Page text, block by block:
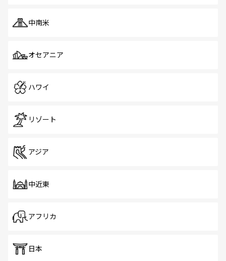
中南米
オセアニア
ハワイ
リゾート
アジア
中近東
アフリカ
日本